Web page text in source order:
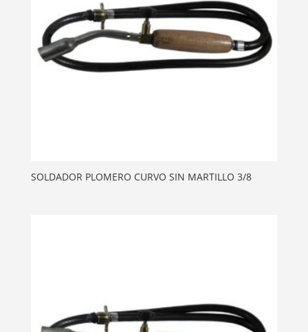
SOLDADOR PLOMERO CURVO SIN MARTILLO 3/8